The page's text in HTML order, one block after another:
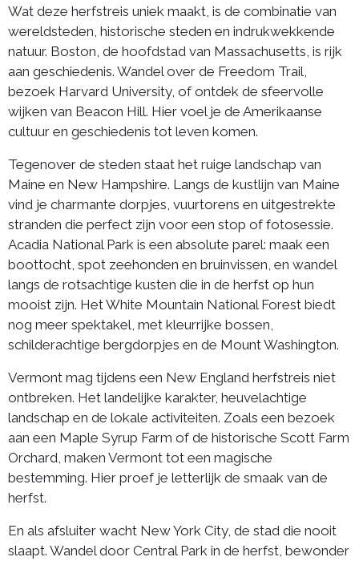
Wat deze herfstreis uniek maakt, is de combinatie van
wereldsteden, historische steden en indrukwekkende
natuur. Boston, de hoofdstad van Massachusetts, is rijk
aan geschiedenis. Wandel over de Freedom Trail,
bezoek Harvard University, of ontdek de sfeervolle
wijken van Beacon Hill. Hier voel je de Amerikaanse
cultuur en geschiedenis tot leven komen.
Tegenover de steden staat het ruige landschap van
Maine en New Hampshire. Langs de kustlijn van Maine
vind je charmante dorpjes, vuurtorens en uitgestrekte
stranden die perfect zijn voor een stop of fotosessie.
Acadia National Park is een absolute parel: maak een
boottocht, spot zeehonden en bruinvissen, en wandel
langs de rotsachtige kusten die in de herfst op hun
mooist zijn. Het White Mountain National Forest biedt
nog meer spektakel, met kleurrijke bossen,
schilderachtige bergdorpjes en de Mount Washington.
Vermont mag tijdens een New England herfstreis niet
ontbreken. Het landelijke karakter, heuvelachtige
landschap en de lokale activiteiten. Zoals een bezoek
aan een Maple Syrup Farm of de historische Scott Farm
Orchard, maken Vermont tot een magische
bestemming. Hier proef je letterlijk de smaak van de
herfst.
En als afsluiter wacht New York City, de stad die nooit
slaapt. Wandel door Central Park in de herfst, bewonder